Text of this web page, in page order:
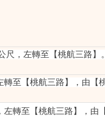
尺，左轉至【桃航三路
至【桃航三路】，由【
轉至【桃航三路】，由